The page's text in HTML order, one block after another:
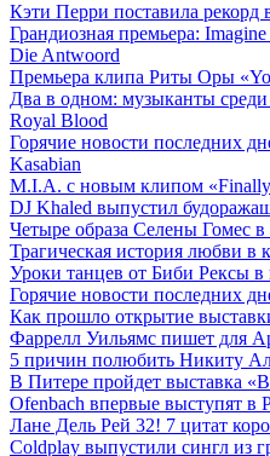
Кэти Перри поставила рекорд
Грандиозная премьера:
Die Antwoord
Премьера клипа Риты Оры
Два в одном: музыканты среди
Royal Blood
Горячие новости последних
Kasabian
M.I.A. с новым клипом
DJ Khaled выпустил
Четыре образа Селены Гомес
Трагическая история любви
Уроки танцев от Биби Рексы в
Горячие новости последних
Как прошло открытие
Фаррелл Уильямс пишет для
5 причин полюбить Никиту
В Питере пройдет выставка
Ofenbach впервые выступят в
Лане Дель Рей 32! 7 цитат
Coldplay выпустили сингл из